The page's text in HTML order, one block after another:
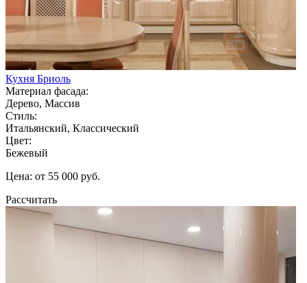
Кухня Бриоль
Материал фасада:
Дерево, Массив
Стиль:
Итальянский, Классический
Цвет:
Бежевый
Цена: от 55 000 руб.
Рассчитать